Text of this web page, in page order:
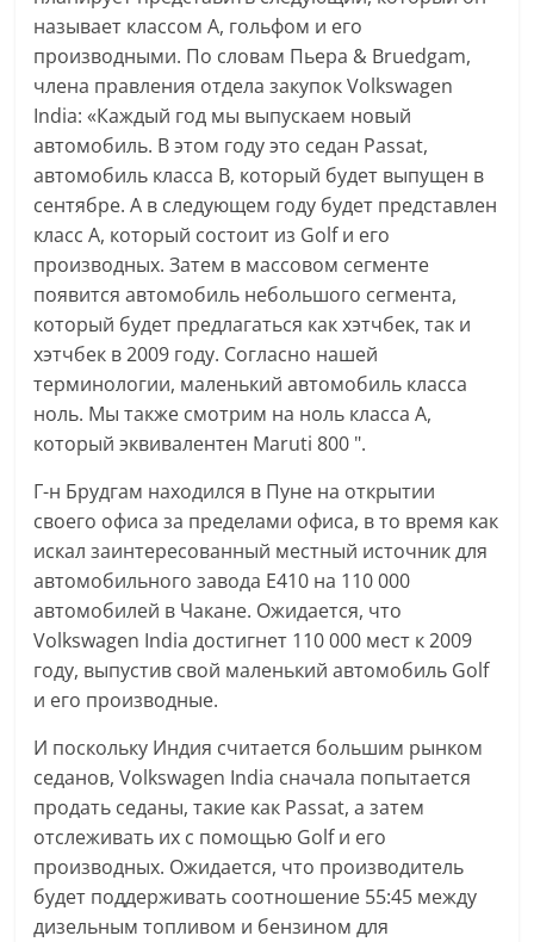
называет классом A, гольфом и его
производными. По словам Пьера & Bruedgam,
члена правления отдела закупок Volkswagen
India: «Каждый год мы выпускаем новый
автомобиль. В этом году это седан Passat,
автомобиль класса B, который будет выпущен в
сентябре. А в следующем году будет представлен
класс А, который состоит из Golf и его
производных. Затем в массовом сегменте
появится автомобиль небольшого сегмента,
который будет предлагаться как хэтчбек, так и
хэтчбек в 2009 году. Согласно нашей
терминологии, маленький автомобиль класса
ноль. Мы также смотрим на ноль класса А,
который эквивалентен Maruti 800 ".
Г-н Брудгам находился в Пуне на открытии
своего офиса за пределами офиса, в то время как
искал заинтересованный местный источник для
автомобильного завода E410 на 110 000
автомобилей в Чакане. Ожидается, что
Volkswagen India достигнет 110 000 мест к 2009
году, выпустив свой маленький автомобиль Golf
и его производные.
И поскольку Индия считается большим рынком
седанов, Volkswagen India сначала попытается
продать седаны, такие как Passat, а затем
отслеживать их с помощью Golf и его
производных. Ожидается, что производитель
будет поддерживать соотношение 55:45 между
дизельным топливом и бензином для